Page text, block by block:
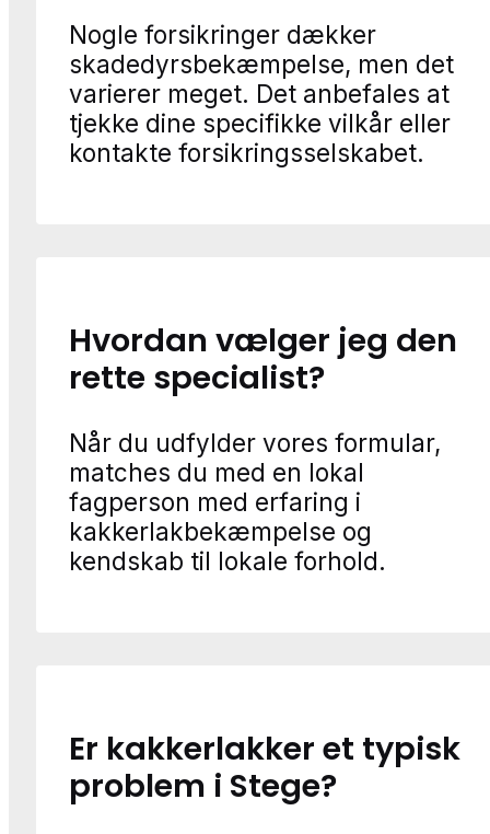
Nogle forsikringer dækker
skadedyrsbekæmpelse, men det
varierer meget. Det anbefales at
tjekke dine specifikke vilkår eller
kontakte forsikringsselskabet.
Hvordan vælger jeg den
rette specialist?
Når du udfylder vores formular,
matches du med en lokal
fagperson med erfaring i
kakkerlakbekæmpelse og
kendskab til lokale forhold.
Er kakkerlakker et typisk
problem i Stege?